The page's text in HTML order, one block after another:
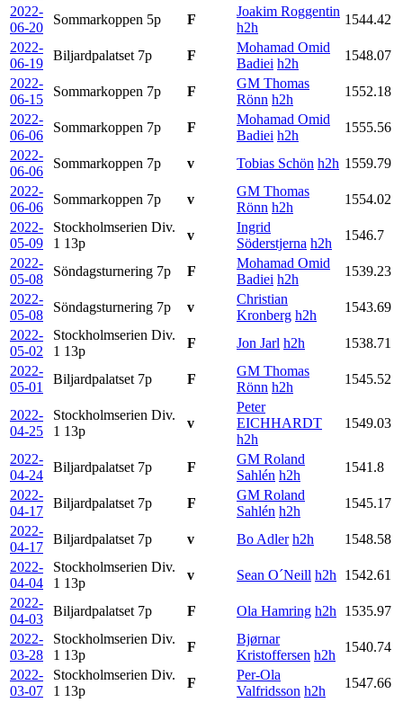
2022-
06-20
Sommarkoppen 5p F
Joakim Roggentin
h2h
1544.42
2022-
06-19
Biljardpalatset 7p F
Mohamad Omid
Badiei h2h
1548.07
2022-
06-15
Sommarkoppen 7p F
GM Thomas
Rönn h2h
1552.18
2022-
06-06
Sommarkoppen 7p F
Mohamad Omid
Badiei h2h
1555.56
2022-
06-06
Sommarkoppen 7p v Tobias Schön h2h 1559.79
2022-
06-06
Sommarkoppen 7p v
GM Thomas
Rönn h2h
1554.02
2022-
05-09
Stockholmserien Div.
1 13p
v
Ingrid
Söderstjerna h2h
1546.7
2022-
05-08
Söndagsturnering 7p F
Mohamad Omid
Badiei h2h
1539.23
2022-
05-08
Söndagsturnering 7p v
Christian
Kronberg h2h
1543.69
2022-
05-02
Stockholmserien Div.
1 13p
F Jon Jarl h2h
1538.71
2022-
05-01
Biljardpalatset 7p F
GM Thomas
Rönn h2h
1545.52
2022-
04-25
Stockholmserien Div.
1 13p
v
Peter
EICHHARDT
h2h
1549.03
2022-
04-24
Biljardpalatset 7p F
GM Roland
Sahlén h2h
1541.8
2022-
04-17
Biljardpalatset 7p F
GM Roland
Sahlén h2h
1545.17
2022-
04-17
Biljardpalatset 7p v Bo Adler h2h
1548.58
2022-
04-04
Stockholmserien Div.
1 13p
v Sean O´Neill h2h
1542.61
2022-
04-03
Biljardpalatset 7p F Ola Hamring h2h
1535.97
2022-
03-28
Stockholmserien Div.
1 13p
F
Bjørnar
Kristoffersen h2h
1540.74
2022-
03-07
Stockholmserien Div.
1 13p
F
Per-Ola
Valfridsson h2h
1547.66